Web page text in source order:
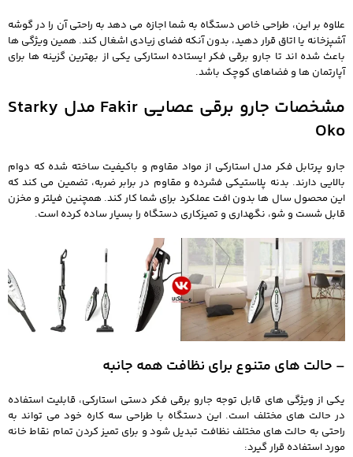
علاوه بر این، طراحی خاص دستگاه به شما اجازه می‌ دهد به‌ راحتی آن را در گوشه
آشپزخانه یا اتاق قرار دهید، بدون آنکه فضای زیادی اشغال کند. همین ویژگی‌ ها
باعث شده‌ اند تا جارو برقی فکر ایستاده استارکی یکی از بهترین گزینه‌ ها برای
آپارتمان‌ ها و فضاهای کوچک باشد.
مشخصات جارو برقی عصایی Fakir مدل Starky
Oko
جارو پرتابل فکر مدل استارکی از مواد مقاوم و باکیفیت ساخته شده که دوام
بالایی دارند. بدنه پلاستیکی فشرده و مقاوم در برابر ضربه، تضمین می‌ کند که
این محصول سال‌ ها بدون افت عملکرد برای شما کار کند. همچنین فیلتر و مخزن
قابل شست‌ و شو، نگهداری و تمیزکاری دستگاه را بسیار ساده کرده است.
– حالت‌ های متنوع برای نظافت همه‌ جانبه
یکی از ویژگی‌ های قابل توجه جارو برقی فکر دستی استارکی، قابلیت استفاده
در حالت‌ های مختلف است. این دستگاه با طراحی سه‌ کاره خود می‌ تواند به‌
راحتی به حالت‌ های مختلف نظافت تبدیل شود و برای تمیز کردن تمام نقاط خانه
مورد استفاده قرار گیرد: